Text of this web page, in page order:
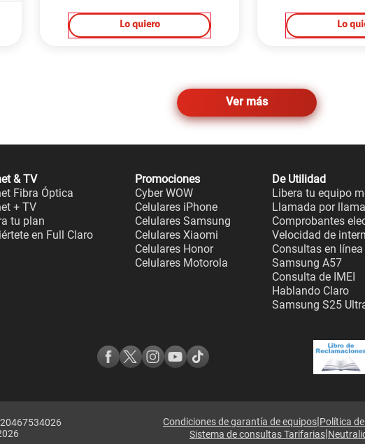
Lo quiero Lo
Ver más
& TV
Fibra Óptica
+ TV
tu plan
en Full Claro
Promociones
Cyber WOW
Celulares iPhone
Celulares Samsung
Celulares Xiaomi
Celulares Honor
Celulares Motorola
De Utilidad
Libera tu equipo
Llamada por
Comprobantes
Velocidad de
Consultas en línea
Samsung A57
Consulta de IMEI
Hablando Claro
Samsung S25
20467534026
Condiciones de garantía de equipos|Política
Sistema de consultas Tarifarias|